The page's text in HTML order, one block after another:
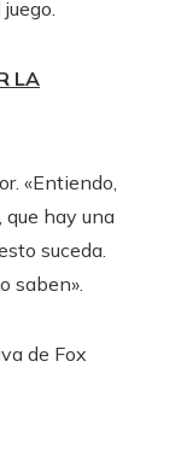
LA
«Entiendo,
que hay una
suceda.
saben».
de Fox